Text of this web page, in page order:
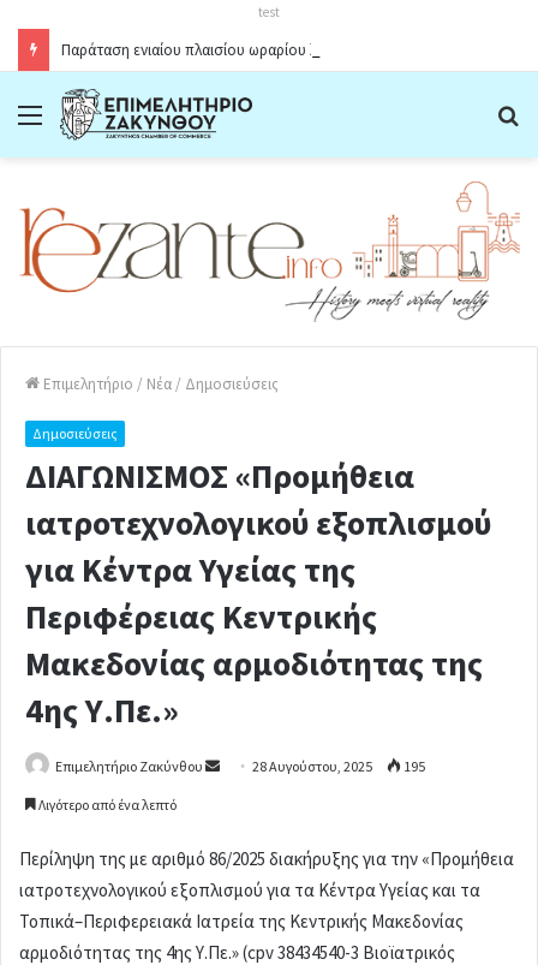
test
Menu
Επιμελητήριο / Νέα / Δημοσιεύσεις
Δημοσιεύσεις
ΔΙΑΓΩΝΙΣΜΟΣ «Προμήθεια
ιατροτεχνολογικού εξοπλισμού
για Κέντρα Υγείας της
Περιφέρειας Κεντρικής
Μακεδονίας αρμοδιότητας της
4ης Υ.Πε.»
Επιμελητήριο Ζακύνθου
d
28 Αυγούστου, 2025 195
Λιγότερο από ένα λεπτό
Περίληψη της με αριθμό 86/2025 διακήρυξης για την «Προμήθεια
ιατροτεχνολογικού εξοπλισμού για τα Κέντρα Υγείας και τα
Τοπικά–Περιφερειακά Ιατρεία της Κεντρικής Μακεδονίας
αρμοδιότητας της 4ης Υ.Πε.» (cpv 38434540-3 Βιοϊατρικός